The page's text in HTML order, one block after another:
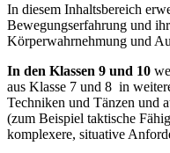
In diesem Inhaltsbereich
Bewegungserfahrung und
Körperwahrnehmung und
In den Klassen 9 und 10
aus Klasse 7 und 8 in
Techniken und Tänzen und
(zum Beispiel taktische
komplexere, situative